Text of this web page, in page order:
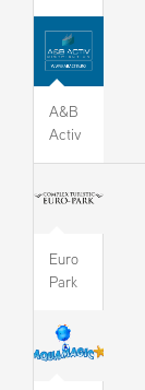
A&B
Activ
Euro
Park